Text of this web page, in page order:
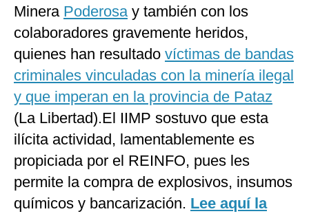
Minera Poderosay también con los
colaboradores gravemente heridos,
quienes han resultado víctimas de bandas
criminales vinculadas con la minería ilegal
y que imperan en la provincia de Pataz
(La Libertad).El IIMP sostuvo que esta
ilícita actividad, lamentablemente es
propiciada por el REINFO, pues les
permite la compra de explosivos, insumos
químicos y bancarización. Lee aquí la